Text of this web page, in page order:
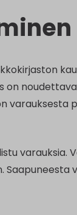
varauksesta